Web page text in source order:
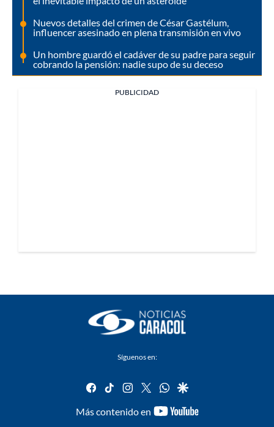
Nuevos detalles del crimen de César Gastélum,
influencer asesinado en plena transmisión en vivo
Un hombre guardó el cadáver de su padre para seguir
cobrando la pensión: nadie supo de su deceso
PUBLICIDAD
Síguenos en:
facebook
tiktok instagram
twitterwhatsapp
google
Más contenido en
youtube-